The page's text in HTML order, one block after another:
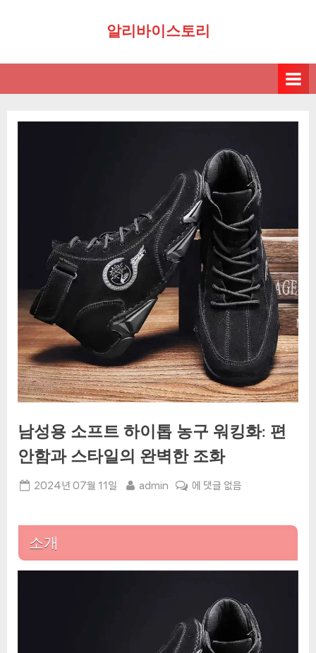
알리바이스토리
남성용 소프트 하이톱 농구 워킹화: 편
안함과 스타일의 완벽한 조화
Posted
2024년 07월 11일 By
admin
남
농
구
에 댓글 없음
소개